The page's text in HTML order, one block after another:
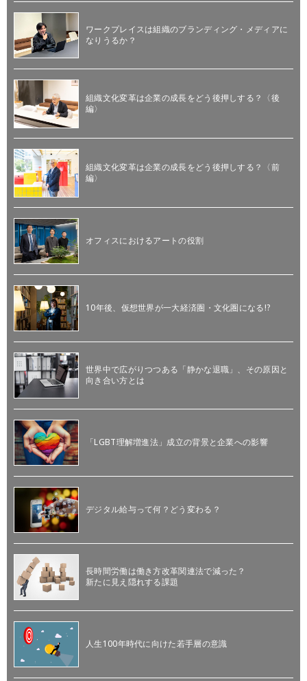
ワークプレイスは組織のブランディング・メディアに
なりうるか？
組織文化変革は企業の成長をどう後押しする？〈後
編〉
組織文化変革は企業の成長をどう後押しする？〈前
編〉
オフィスにおけるアートの役割
10年後、仮想世界が一大経済圏・文化圏になる!?
世界中で広がりつつある「静かな退職」、その原因と
向き合い方とは
「LGBT理解増進法」成立の背景と企業への影響
デジタル給与って何？どう変わる？
長時間労働は働き方改革関連法で減った？
新たに見え隠れする課題
人生100年時代に向けた若手層の意識